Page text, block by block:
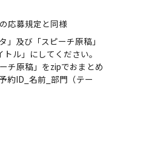
応募規定と同様
及び「スピーチ原稿」
ル」にしてください。
チ原稿」をzipでおまとめ
約ID_名前_部門（テー